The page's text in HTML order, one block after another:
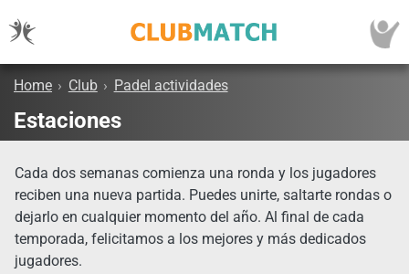
Home › Club › Padel actividades
Estaciones
Cada dos semanas comienza una ronda y los jugadores
reciben una nueva partida. Puedes unirte, saltarte rondas o
dejarlo en cualquier momento del año. Al final de cada
temporada, felicitamos a los mejores y más dedicados
jugadores.